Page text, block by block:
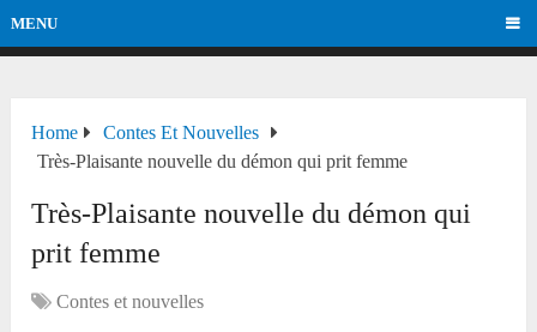
MENU
Home
Contes Et Nouvelles
Très-Plaisante nouvelle du démon qui prit femme
Très-Plaisante nouvelle du démon qui
prit femme
Contes et nouvelles